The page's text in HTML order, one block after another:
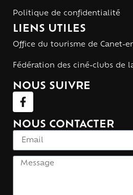
Politique de confidentialité
LIENS UTILES
Office du tourisme de Canet-
Fédération des ciné-clubs de
NOUS SUIVRE
NOUS CONTACTER